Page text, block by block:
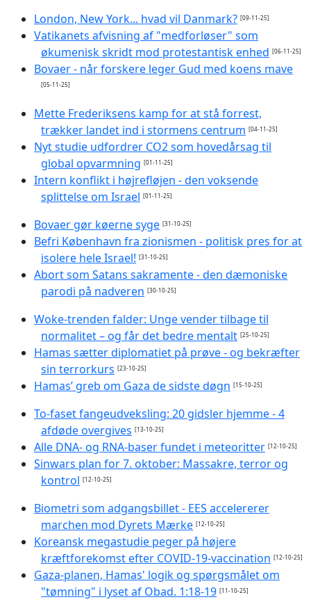
London, New York... hvad vil Danmark? [09-11-25]
Vatikanets afvisning af "medforløser" som
økumenisk skridt mod protestantisk enhed [06-11-25]
Bovaer - når forskere leger Gud med koens mave
[05-11-25]
Mette Frederiksens kamp for at stå forrest,
trækker landet ind i stormens centrum [04-11-25]
Nyt studie udfordrer CO2 som hovedårsag til
global opvarmning [01-11-25]
Intern konflikt i højrefløjen - den voksende
splittelse om Israel [01-11-25]
Bovaer gør køerne syge [31-10-25]
Befri København fra zionismen - politisk pres for at
isolere hele Israel! [31-10-25]
Abort som Satans sakramente - den dæmoniske
parodi på nadveren [30-10-25]
Woke-trenden falder: Unge vender tilbage til
normalitet – og får det bedre mentalt [25-10-25]
Hamas sætter diplomatiet på prøve - og bekræfter
sin terrorkurs [23-10-25]
Hamas’ greb om Gaza de sidste døgn [15-10-25]
To-faset fangeudveksling: 20 gidsler hjemme - 4
afdøde overgives [13-10-25]
Alle DNA- og RNA-baser fundet i meteoritter [12-10-25]
Sinwars plan for 7. oktober: Massakre, terror og
kontrol [12-10-25]
Biometri som adgangsbillet - EES accelererer
marchen mod Dyrets Mærke [12-10-25]
Koreansk megastudie peger på højere
kræftforekomst efter COVID-19-vaccination [12-10-25]
Gaza-planen, Hamas' logik og spørgsmålet om
"tømning" i lyset af Obad. 1:18-19 [11-10-25]